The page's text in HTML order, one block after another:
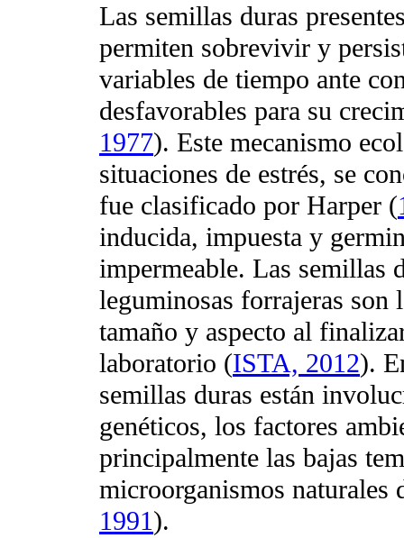
Las semillas duras
permiten sobrevivir y
variables de tiempo ante
desfavorables para su
1977). Este mecanismo
situaciones de estrés, se
fue clasificado por Harper (
inducida, impuesta y
impermeable. Las semillas
leguminosas forrajeras son
tamaño y aspecto al
laboratorio (ISTA, 2012).
semillas duras están
genéticos, los factores
principalmente las bajas
microorganismos naturales
1991).